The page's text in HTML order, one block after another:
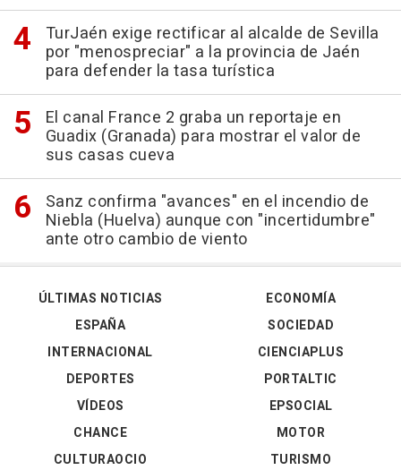
TurJaén exige rectificar al alcalde de Sevilla
por "menospreciar" a la provincia de Jaén
para defender la tasa turística
El canal France 2 graba un reportaje en
Guadix (Granada) para mostrar el valor de
sus casas cueva
Sanz confirma "avances" en el incendio de
Niebla (Huelva) aunque con "incertidumbre"
ante otro cambio de viento
ÚLTIMAS NOTICIAS
ESPAÑA
INTERNACIONAL
DEPORTES
VÍDEOS
ECONOMÍA
SOCIEDAD
CIENCIAPLUS
PORTALTIC
EPSOCIAL
CHANCE
CULTURAOCIO
MOTOR
TURISMO